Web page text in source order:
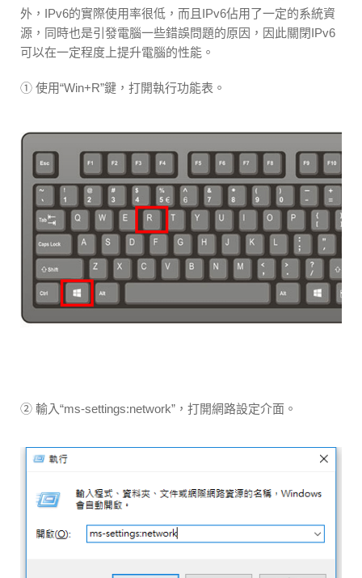
外，IPv6的實際使用率很低，而且IPv6佔用了一定的系統資
源，同時也是引發電腦一些錯誤問題的原因，因此關閉IPv6
可以在一定程度上提升電腦的性能。
① 使用“Win+R”鍵，打開執行功能表。
② 輸入“ms-settings:network”，打開網路設定介面。